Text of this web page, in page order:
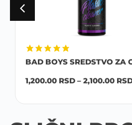
BAD BOYS SREDSTVO ZA
1,200.00 RSD – 2,100.00